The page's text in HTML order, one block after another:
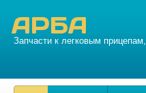
АРБА
Запчасти к легковым прицепам,